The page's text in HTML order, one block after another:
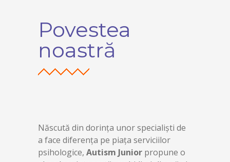
Povestea
noastră
Născută din dorința unor specialiști de
a face diferența pe piața serviciilor
psihologice, Autism Junior propune o